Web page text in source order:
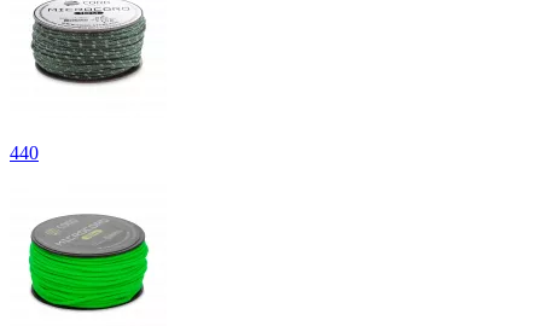
440